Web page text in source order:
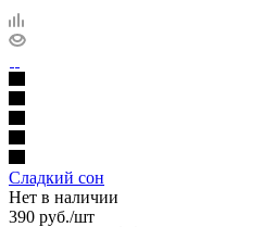
Сладкий сон
Нет в наличии
390 руб./шт